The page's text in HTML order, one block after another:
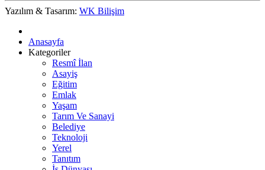
Yazılım & Tasarım: WK Bilişim
Anasayfa
Kategoriler
Resmî İlan
Asayiş
Eğitim
Emlak
Yaşam
Tarım Ve Sanayi
Belediye
Teknoloji
Yerel
Tanıtım